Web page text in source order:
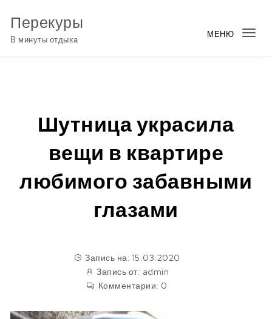
Перекуры
В минуты отдыха
МЕНЮ
Шутница украсила
вещи в квартире
любимого забавными
глазами
Запись на: 15.03.2020
Запись от: admin
Комментарии: 0